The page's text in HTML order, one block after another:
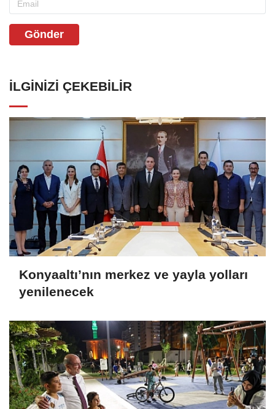
Gönder
İLGINIZI ÇEKEBILIR
Konyaaltı’nın merkez ve yayla yolları
yenilenecek